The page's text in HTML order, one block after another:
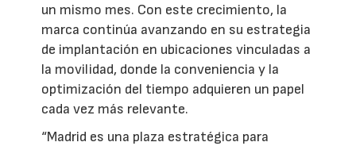
un mismo mes. Con este crecimiento, la
marca continúa avanzando en su estrategia
de implantación en ubicaciones vinculadas a
la movilidad, donde la conveniencia y la
optimización del tiempo adquieren un papel
cada vez más relevante.
“Madrid es una plaza estratégica para